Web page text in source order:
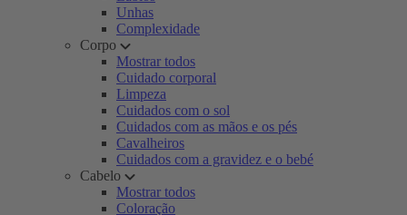
Unhas
Complexidade
Corpo
Mostrar todos
Cuidado corporal
Limpeza
Cuidados com o sol
Cuidados com as mãos e os pés
Cavalheiros
Cuidados com a gravidez e o bebé
Cabelo
Mostrar todos
Coloração